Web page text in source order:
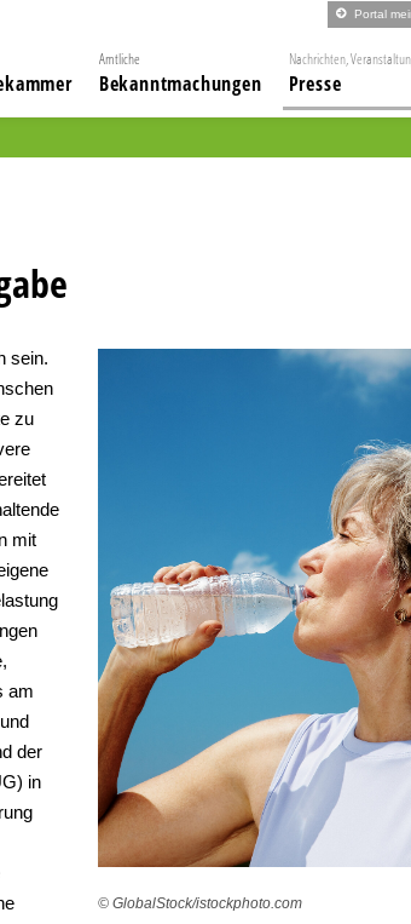
Portal
Amtliche
Bekanntmachungen
Nachrichten,
Presse
© GlobalStock/istockphoto.com
sein.
zu
mit
am
der
in